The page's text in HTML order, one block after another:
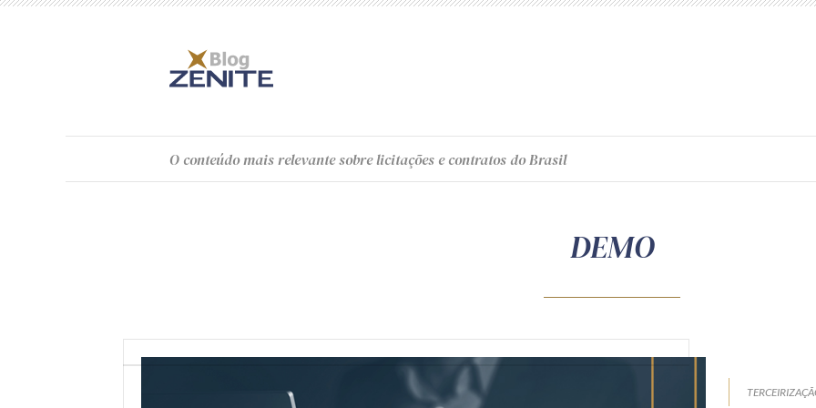
O conteúdomais relevante sobre licitações e contratos do Brasil
DEMO